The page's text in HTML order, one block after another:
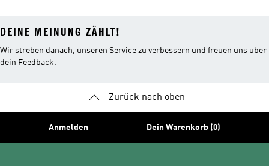
DEINE MEINUNG ZÄHLT!
Wir streben danach, unseren Service zu verbessern und freuen uns über
dein Feedback.
Zurück nach oben
Anmelden Dein Warenkorb (0)